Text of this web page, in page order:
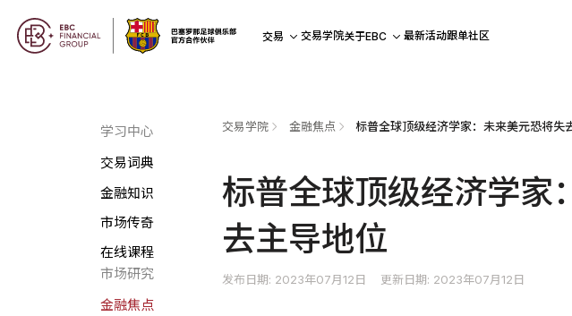
交易 交易学院关于EBC 最新活动跟单社区
学习中心
交易词典
金融知识
市场传奇
在线课程
市场研究
金融焦点
交易学院 金融焦点
标普全球顶级经济学家
去主导地位
发布日期: 2023年07月12日 更新日期: 2023年07月12日